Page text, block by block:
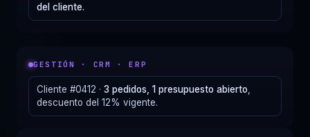
del cliente.
GESTIÓN · CRM · ERP
Cliente #0412 · 3 pedidos, 1 presupuesto abierto
descuento del 12% vigente.